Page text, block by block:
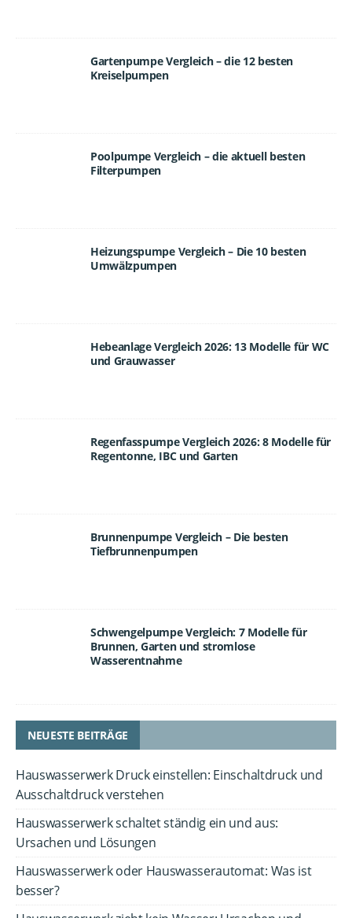
Gartenpumpe Vergleich – die 12 besten
Kreiselpumpen
Poolpumpe Vergleich – die aktuell besten
Filterpumpen
Heizungspumpe Vergleich – Die 10 besten
Umwälzpumpen
Hebeanlage Vergleich 2026: 13 Modelle für WC
und Grauwasser
Regenfasspumpe Vergleich 2026: 8 Modelle für
Regentonne, IBC und Garten
Brunnenpumpe Vergleich – Die besten
Tiefbrunnenpumpen
Schwengelpumpe Vergleich: 7 Modelle für
Brunnen, Garten und stromlose
Wasserentnahme
NEUESTE BEITRÄGE
Hauswasserwerk Druck einstellen: Einschaltdruck und
Ausschaltdruck verstehen
Hauswasserwerk schaltet ständig ein und aus:
Ursachen und Lösungen
Hauswasserwerk oder Hauswasserautomat: Was ist
besser?